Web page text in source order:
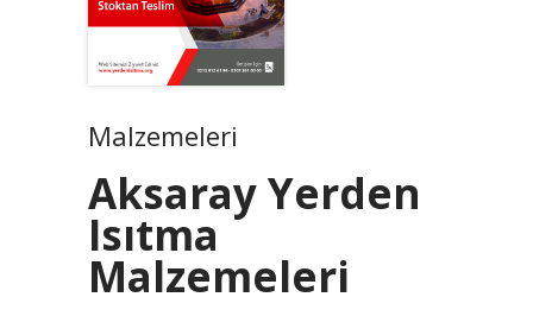
Malzemeleri
Aksaray Yerden
Isıtma
Malzemeleri